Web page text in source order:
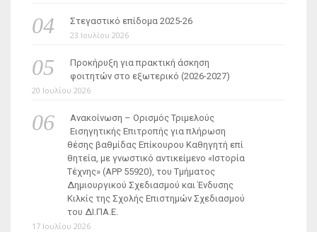
Στεγαστικό επίδομα 2025-26
23 Ιουλίου 2026
Προκήρυξη για πρακτική άσκηση
φοιτητών στο εξωτερικό (2026-2027)
20 Ιουλίου 2026
Ανακοίνωση – Ορισμός Τριμελούς
Εισηγητικής Επιτροπής για πλήρωση
θέσης βαθμίδας Επίκουρου Καθηγητή επί
θητεία, με γνωστικό αντικείμενο «Ιστορία
Τέχνης» (ΑΡΡ 55920), του Τμήματος
Δημιουργικού Σχεδιασμού και Ένδυσης
Κιλκίς της Σχολής Επιστημών Σχεδιασμού
του ΔΙ.ΠΑ.Ε.
17 Ιουλίου 2026